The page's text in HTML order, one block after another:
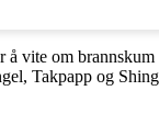
å vite om brannskum
Takpapp og